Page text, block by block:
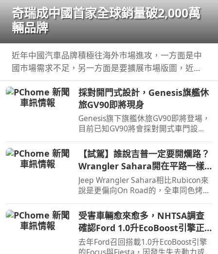
奇瑞成中國首家全球銷量破2,000萬
輛品牌
近年中國汽車品牌積極往海外市場進攻，一方面是中
國市場需求不足，另一方面是要擴展市場版圖，近日
奇瑞宣布全球累積銷量突破2,000萬輛，也是第一家
達此成績的中國汽車品牌。採對開門式設計，Genesis旗艦休
旅GV90即將現身
Genesis旗下旗艦休旅GV90即將登場，
目前已知GV90將會採對開式車門設
計，而動力部分預計將會純電系統。
【試駕】誰說吉普一定要開爛路？
Wrangler Sahara開在平路一樣
順！
Jeep Wrangler Sahara相比Rubicon來
說是更偏向On Road的，全車同色烤
不表示Sahara的越野能力就比較弱，
絕大多數的越野路面Sahara還是可以
輕鬆通過，但就跟標題講的一樣…
受害車輛愈來愈多，NHTSA調查
確認Ford 1.0升EcoBoost引擎正
時皮帶會產生碎屑導致引擎鎖死
去年Ford召回搭載1.0升EcoBoost引擎